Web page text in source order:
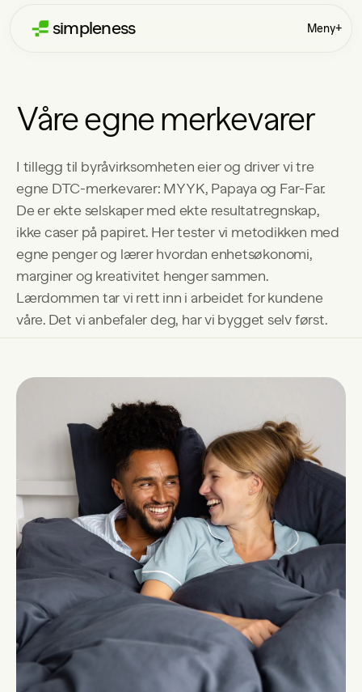
simpleness Meny+
Våre egne merkevarer
I tillegg til byråvirksomheten eier og driver vi tre
egne DTC-merkevarer: MYYK, Papaya og Far-Far.
De er ekte selskaper med ekte resultatregnskap,
ikke caser på papiret. Her tester vi metodikken med
egne penger og lærer hvordan enhetsøkonomi,
marginer og kreativitet henger sammen.
Lærdommen tar vi rett inn i arbeidet for kundene
våre. Det vi anbefaler deg, har vi bygget selv først.